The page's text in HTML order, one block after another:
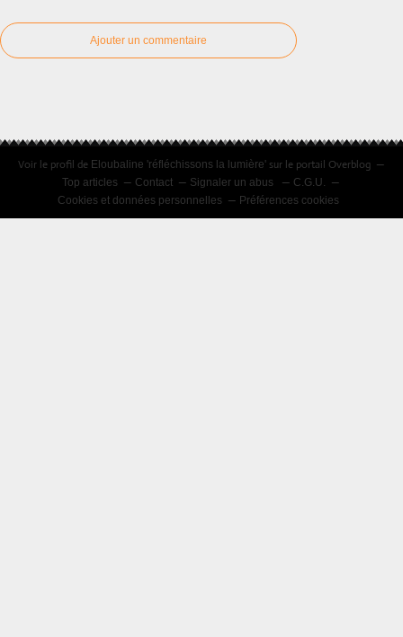
Ajouter un commentaire
Voir le profil de Eloubaline 'réfléchissons la lumière' sur le portail Overblog
Top articles Contact Signaler un abus
C.G.U.
Cookies et données personnelles
Préférences cookies